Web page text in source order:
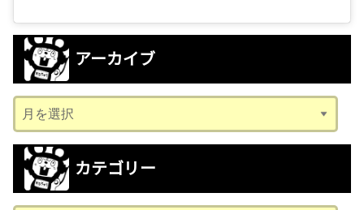
アーカイブ
ー
カ
ブ
カテゴリー